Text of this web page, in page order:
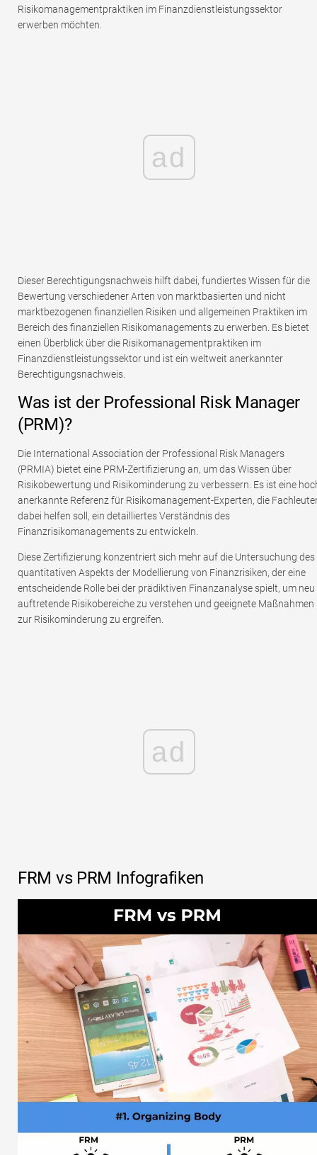
Risikomanagementpraktiken im Finanzdienstleistungssektor
erwerben möchten.
ad
Dieser Berechtigungsnachweis hilft dabei, fundiertes Wissen für die
Bewertung verschiedener Arten von marktbasierten und nicht
marktbezogenen finanziellen Risiken und allgemeinen Praktiken im
Bereich des finanziellen Risikomanagements zu erwerben. Es bietet
einen Überblick über die Risikomanagementpraktiken im
Finanzdienstleistungssektor und ist ein weltweit anerkannter
Berechtigungsnachweis.
Was ist der Professional Risk Manager
(PRM)?
Die International Association der Professional Risk Managers
(PRMIA) bietet eine PRM-Zertifizierung an, um das Wissen über
Risikobewertung und Risikominderung zu verbessern. Es ist eine
anerkannte Referenz für Risikomanagement-Experten, die
dabei helfen soll, ein detailliertes Verständnis des
Finanzrisikomanagements zu entwickeln.
Diese Zertifizierung konzentriert sich mehr auf die Untersuchung des
quantitativen Aspekts der Modellierung von Finanzrisiken, der eine
entscheidende Rolle bei der prädiktiven Finanzanalyse spielt, um neu
auftretende Risikobereiche zu verstehen und geeignete Maßnahmen
zur Risikominderung zu ergreifen.
ad
FRM vs PRM Infografiken